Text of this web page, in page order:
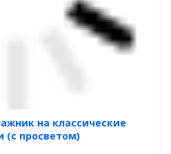
на классические
(с просветом)